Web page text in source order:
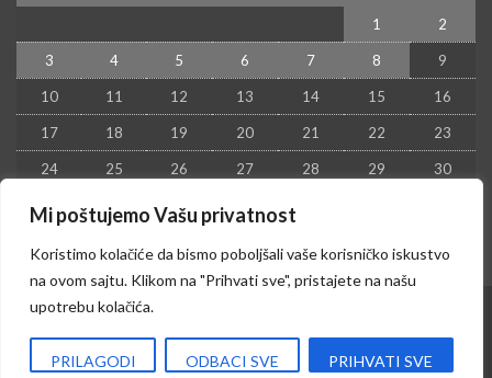
Mi poštujemo Vašu privatnost
Koristimo kolačiće da bismo poboljšali vaše korisničko iskustvo
na ovom sajtu. Klikom na "Prihvati sve", pristajete na našu
upotrebu kolačića.
PRILAGODI ODBACI SVE PRIHVATI SVE
1
2
3 4 5 6 7 8 9
10 11 12 13 14 15 16
17 18 19 20 21 22 23
24 25 26 27 28 29 30
31
Izrada sajta i hosting:Hosting-Srbija